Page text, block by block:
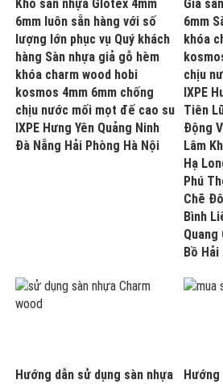
Kho sàn nhựa Glotex 4mm
6mm luôn sẵn hàng với số
lượng lớn phục vụ Quý khách
hàng Sàn nhựa giả gỗ hèm
khóa charm wood hobi
kosmos 4mm 6mm chống
chịu nước mối mọt đế cao su
IXPE Hưng Yên Quảng Ninh
Đà Nẵng Hải Phòng Hà Nội
Giá
6mm
khóa
chịu
IXPE
Tiên
Động
Lâm
Hạ
Phú
Chẽ
Bình
Quang
Bồ Hải
Hướng dẫn sử dụng sàn nhựa
Hướng